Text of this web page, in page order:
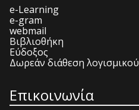
e-Learning
e-gram
webmail
Βιβλιοθήκη
Εύδοξος
Δωρεάν διάθεση λογισμικού
Επικοινωνία